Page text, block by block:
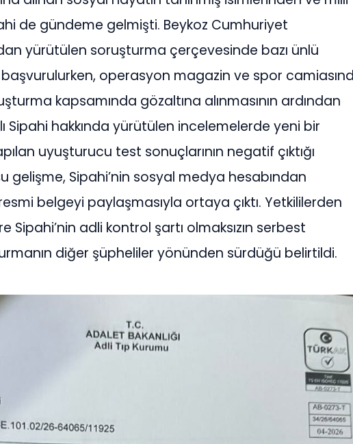
de gündeme gelmişti. Beykoz Cumhuriyet
yürütülen soruşturma çerçevesinde bazı ünlü
operasyon magazin ve spor
kapsamında gözaltına alınmasının ardından
Sipahi hakkında yürütülen incelemelerde yeni bir
uyuşturucu test sonuçlarının negatif çıktığı
gelişme, Sipahi’nin sosyal medya hesabından
belgeyi paylaşmasıyla ortaya çıktı. Yetkililerden
Sipahi’nin adli kontrol şartı olmaksızın serbest
diğer şüpheliler yönünden sürdüğü belirtildi.